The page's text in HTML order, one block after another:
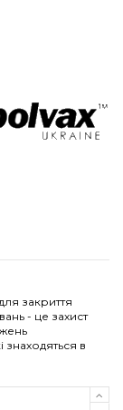
закриття
- це захист
знаходяться в